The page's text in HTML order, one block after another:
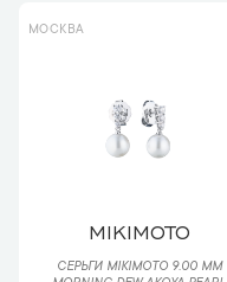
МОСКВА
MIKIMOTO
СЕРЬГИ MIKIMOTO 9.00 MM